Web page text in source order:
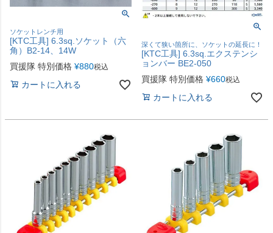
ソケットレンチ用
[KTC工具] 6.3sq.ソケット（六
角）B2-14、14W
買援隊 特別価格 ¥880税込
カートに入れる
深くて狭い箇所に、ソケットの延長に！
[KTC工具] 6.3sq.エクステンシ
ョンバー BE2-050
買援隊 特別価格 ¥660税込
カートに入れる